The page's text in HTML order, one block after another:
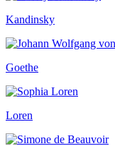
Kandinsky
Goethe
Loren